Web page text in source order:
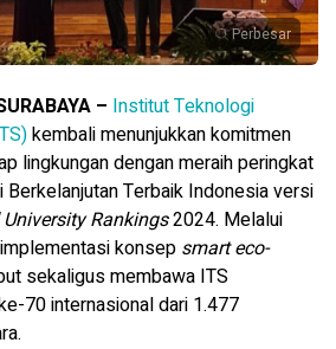
Perbesar
– Institut Teknologi
kembali menunjukkan komitmen
lingkungan dengan meraih peringkat
Terbaik Indonesia versi
Rankings2024. Melalui
konsep smart eco-
sekaligus membawa ITS
70 internasional dari 1.477